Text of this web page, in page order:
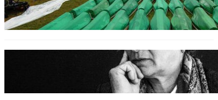
Izraelischer Botschafter in Serbien leugnet
Völkermord in Srebrenica
Erinnerung an Hatidža Mehmedović: Eine
Stimme des Gewissens im Angesicht von Hass
und Ungerechtigkeit